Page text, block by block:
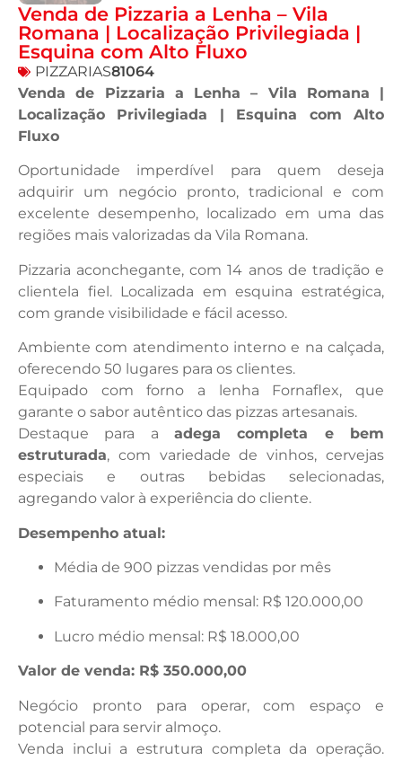
Venda de Pizzaria a Lenha – Vila
Romana | Localização Privilegiada |
Esquina com Alto Fluxo
PIZZARIAS81064
Venda de Pizzaria a Lenha – Vila Romana |
Localização Privilegiada | Esquina com Alto
Fluxo
Oportunidade imperdível para quem deseja
adquirir um negócio pronto, tradicional e com
excelente desempenho, localizado em uma das
regiões mais valorizadas da Vila Romana.
Pizzaria aconchegante, com 14 anos de tradição e
clientela fiel. Localizada em esquina estratégica,
com grande visibilidade e fácil acesso.
Ambiente com atendimento interno e na calçada,
oferecendo 50 lugares para os clientes.
Equipado com forno a lenha Fornaflex, que
garante o sabor autêntico das pizzas artesanais.
Destaque para a adega completa e bem
estruturada, com variedade de vinhos, cervejas
especiais e outras bebidas selecionadas,
agregando valor à experiência do cliente.
Desempenho atual:
Média de 900 pizzas vendidas por mês
Faturamento médio mensal: R$ 120.000,00
Lucro médio mensal: R$ 18.000,00
Valor de venda: R$ 350.000,00
Negócio pronto para operar, com espaço e
potencial para servir almoço.
Venda inclui a estrutura completa da operação.